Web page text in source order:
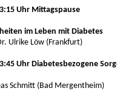
Uhr Mittagspause
im Leben mit Diabetes
Ulrike Löw (Frankfurt)
Uhr Diabetesbezogene
Schmitt (Bad Mergentheim)